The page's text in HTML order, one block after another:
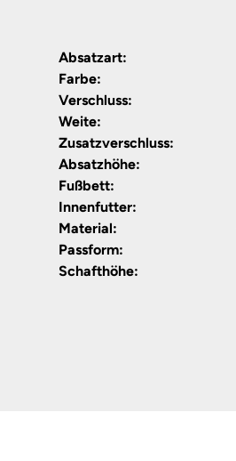
Absatzart:
Farbe:
Verschluss:
Weite:
Zusatzverschluss:
Absatzhöhe:
Fußbett:
Innenfutter:
Material:
Passform:
Schafthöhe: